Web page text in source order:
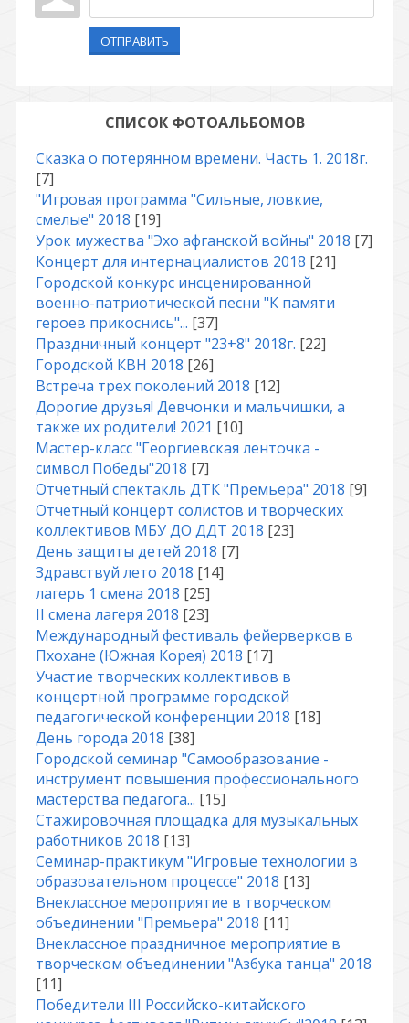
ОТПРАВИТЬ
СПИСОК ФОТОАЛЬБОМОВ
Сказка о потерянном времени. Часть 1. 2018г.
[7]
"Игровая программа "Сильные, ловкие,
смелые" 2018 [19]
Урок мужества "Эхо афганской войны" 2018 [7]
Концерт для интернациалистов 2018 [21]
Городской конкурс инсценированной
военно-патриотической песни "К памяти
героев прикоснись"... [37]
Праздничный концерт "23+8" 2018г. [22]
Городской КВН 2018 [26]
Встреча трех поколений 2018 [12]
Дорогие друзья! Девчонки и мальчишки, а
также их родители! 2021 [10]
Мастер-класс "Георгиевская ленточка -
символ Победы"2018 [7]
Отчетный спектакль ДТК "Премьера" 2018 [9]
Отчетный концерт солистов и творческих
коллективов МБУ ДО ДДТ 2018 [23]
День защиты детей 2018 [7]
Здравствуй лето 2018 [14]
лагерь 1 смена 2018 [25]
II смена лагеря 2018 [23]
Международный фестиваль фейерверков в
Пхохане (Южная Корея) 2018 [17]
Участие творческих коллективов в
концертной программе городской
педагогической конференции 2018 [18]
День города 2018 [38]
Городской семинар "Самообразование -
инструмент повышения профессионального
мастерства педагога... [15]
Стажировочная площадка для музыкальных
работников 2018 [13]
Семинар-практикум "Игровые технологии в
образовательном процессе" 2018 [13]
Внеклассное мероприятие в творческом
объединении "Премьера" 2018 [11]
Внеклассное праздничное мероприятие в
творческом объединении "Азбука танца" 2018
[11]
Победители III Российско-китайского